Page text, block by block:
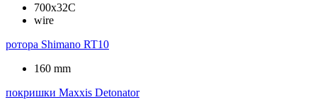
700x32C
wire
ротора Shimano RT10
160 mm
покришки Maxxis Detonator